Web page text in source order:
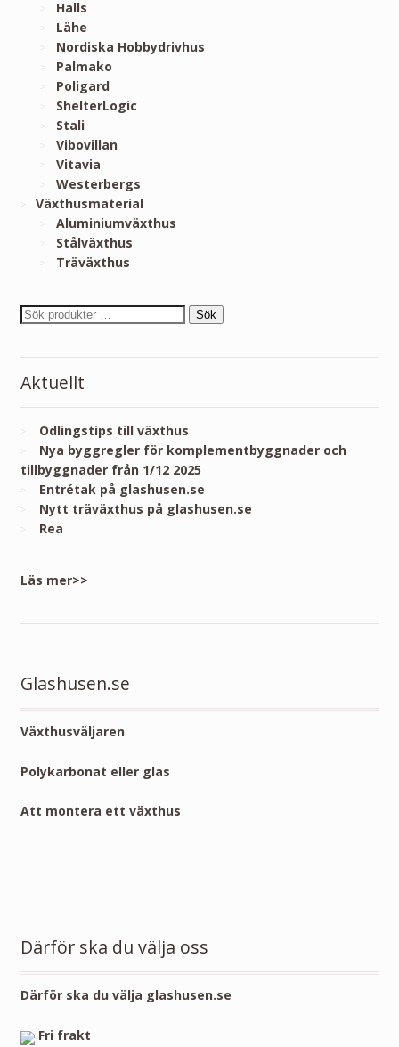
Halls
Lähe
Nordiska Hobbydrivhus
Palmako
Poligard
ShelterLogic
Stali
Vibovillan
Vitavia
Westerbergs
Växthusmaterial
Aluminiumväxthus
Stålväxthus
Träväxthus
Sök
Aktuellt
Odlingstips till växthus
Nya byggregler för komplementbyggnader och
tillbyggnader från 1/12 2025
Entrétak på glashusen.se
Nytt träväxthus på glashusen.se
Rea
Läs mer>>
Glashusen.se
Växthusväljaren
Polykarbonat eller glas
Att montera ett växthus
Därför ska du välja oss
Därför ska du välja glashusen.se
Fri frakt